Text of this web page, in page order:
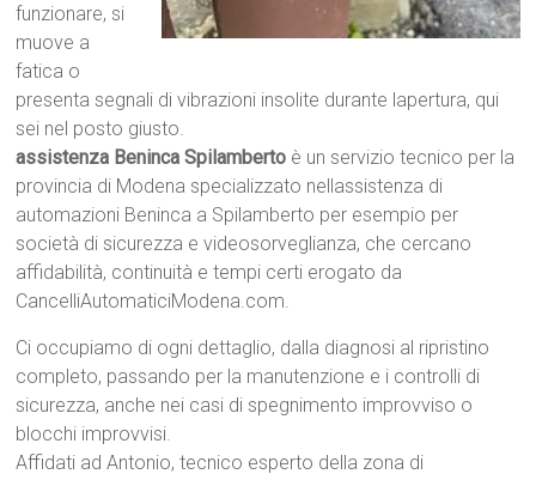
funzionare, si
muove a
fatica o
presenta segnali di vibrazioni insolite durante lapertura, qui
sei nel posto giusto.
assistenza Beninca Spilamberto è un servizio tecnico per la
provincia di Modena specializzato nellassistenza di
automazioni Beninca a Spilamberto per esempio per
società di sicurezza e videosorveglianza, che cercano
affidabilità, continuità e tempi certi erogato da
CancelliAutomaticiModena.com.
Ci occupiamo di ogni dettaglio, dalla diagnosi al ripristino
completo, passando per la manutenzione e i controlli di
sicurezza, anche nei casi di spegnimento improvviso o
blocchi improvvisi.
Affidati ad Antonio, tecnico esperto della zona di